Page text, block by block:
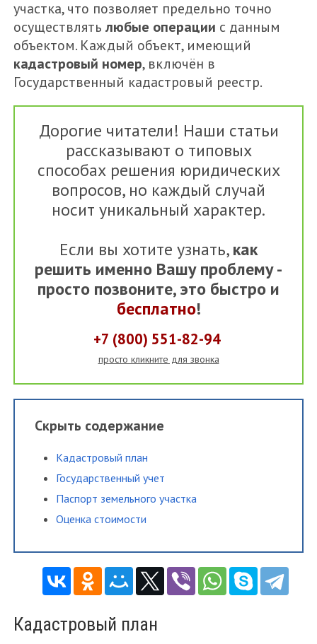
участка, что позволяет предельно точно
осуществлятьлюбые операции с данным
объектом. Каждый объект, имеющий
кадастровый номер, включён в
Государственный кадастровый реестр.
Дорогие читатели! Наши статьи
рассказывают о типовых
способах решения юридических
вопросов, но каждый случай
носит уникальный характер.
Если вы хотите узнать,как
решить именно Вашу проблему -
просто позвоните, это быстро и
бесплатно!
+7 (800) 551-82-94
просто кликните для звонка
Скрыть содержание
Кадастровый план
Государственный учет
Паспорт земельного участка
Оценка стоимости
Кадастровый план